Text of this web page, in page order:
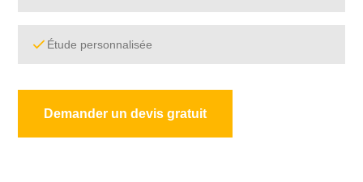
Étude personnalisée
Demander un devis gratuit